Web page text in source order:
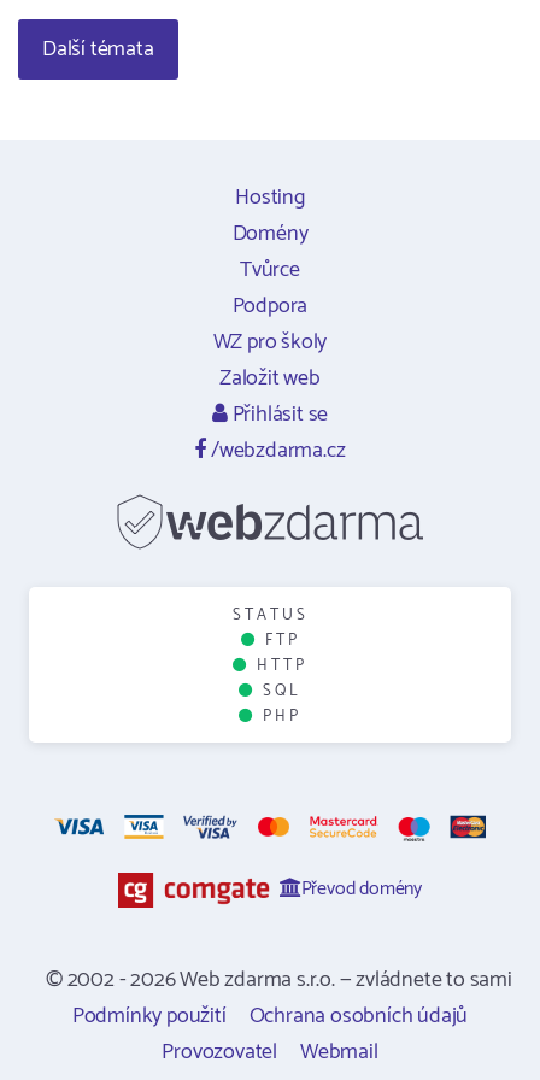
Další témata
Hosting
Domény
Tvůrce
Podpora
WZ pro školy
Založit web
Přihlásit se
/webzdarma.cz
STATUS
FTP
HTTP
SQL
PHP
Převod domény
© 2002 - 2026 Web zdarma s.r.o. — zvládnete to sami
Podmínky použití
Ochrana osobních údajů
Provozovatel
Webmail